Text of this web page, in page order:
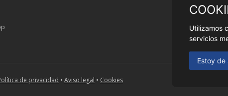
Utilizamos
servicios
Estoy de
de privacidad • Aviso legal • Cookies